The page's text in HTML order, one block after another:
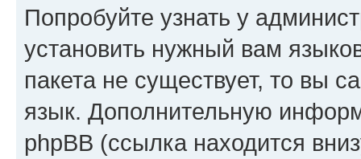
Попробуйте узнать у
установить нужный вам
пакета не существует, то вы
язык. Дополнительную
phpBB (ссылка находится